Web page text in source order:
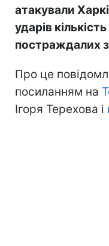
атакували
ударів
постраждалих
Про це
посиланням на
Ігоря Терехова і